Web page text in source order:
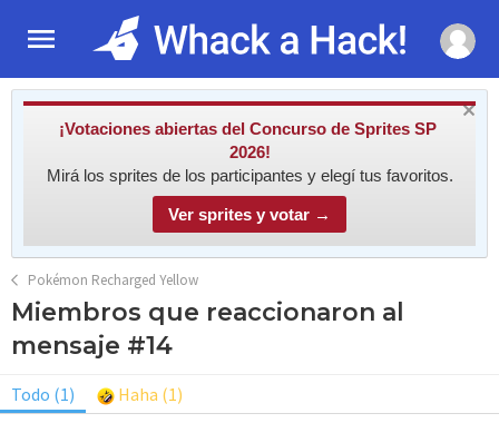
¡Votaciones abiertas del Concurso de Sprites SP
2026!
Mirá los sprites de los participantes y elegí tus favoritos.
Ver sprites y votar →
Pokémon Recharged Yellow
Miembros que reaccionaron al
mensaje #14
Todo (1) Haha (1)